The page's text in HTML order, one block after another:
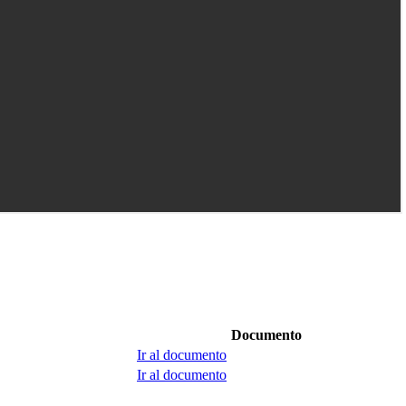
Documento
Ir al documento
Ir al documento